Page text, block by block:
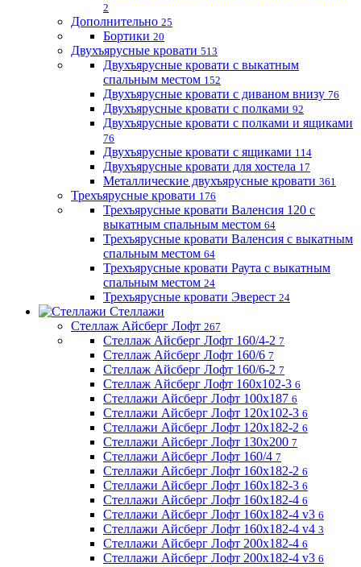
2
Дополнительно 25
Бортики 20
Двухъярусные кровати 513
Двухъярусные кровати с выкатным
спальным местом 152
Двухъярусные кровати с диваном внизу 76
Двухъярусные кровати с полками 92
Двухъярусные кровати с полками и ящиками
76
Двухъярусные кровати с ящиками 114
Двухъярусные кровати для хостела 17
Металлические двухъярусные кровати 361
Трехъярусные кровати 176
Трехъярусные кровати Валенсия 120 с
выкатным спальным местом 64
Трехъярусные кровати Валенсия с выкатным
спальным местом 64
Трехъярусные кровати Раута с выкатным
спальным местом 24
Трехъярусные кровати Эверест 24
Стеллажи
Стеллаж Айсберг Лофт 267
Стеллаж Айсберг Лофт 160/4-2 7
Стеллаж Айсберг Лофт 160/6 7
Стеллаж Айсберг Лофт 160/6-2 7
Стеллаж Айсберг Лофт 160х102-3 6
Стеллажи Айсберг Лофт 100х187 6
Стеллажи Айсберг Лофт 120х102-3 6
Стеллажи Айсберг Лофт 120х182-2 6
Стеллажи Айсберг Лофт 130х200 7
Стеллажи Айсберг Лофт 160/4 7
Стеллажи Айсберг Лофт 160х182-2 6
Стеллажи Айсберг Лофт 160х182-3 6
Стеллажи Айсберг Лофт 160х182-4 6
Стеллажи Айсберг Лофт 160х182-4 v3 6
Стеллажи Айсберг Лофт 160х182-4 v4 3
Стеллажи Айсберг Лофт 200х182-4 6
Стеллажи Айсберг Лофт 200х182-4 v3 6